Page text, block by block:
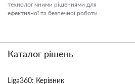
технологічними рішеннями для
ефективної та безпечної роботи.
Каталог рішень
Liga360: Керівник